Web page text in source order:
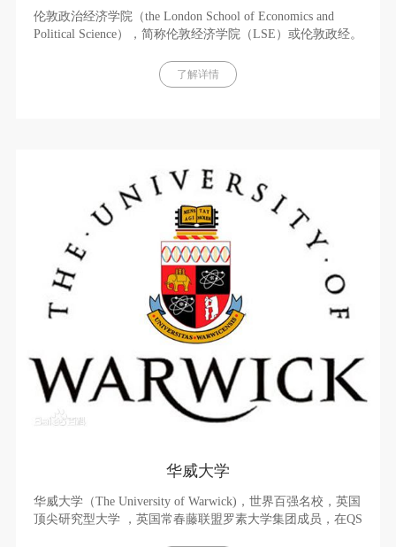
伦敦政治经济学院（the London School of Economics and
Political Science），简称伦敦经济学院（LSE）或伦敦政经。
学。与牛津大学、剑桥大学、伦敦大学学院、帝国理工学院
并称“G5超级精英大学”，为伦敦大学联盟成员，也是英国金
了解详情
华威大学
华威大学（The University of Warwick)，世界百强名校，英国
顶尖研究型大学 ，英国常春藤联盟罗素大学集团成员，在QS